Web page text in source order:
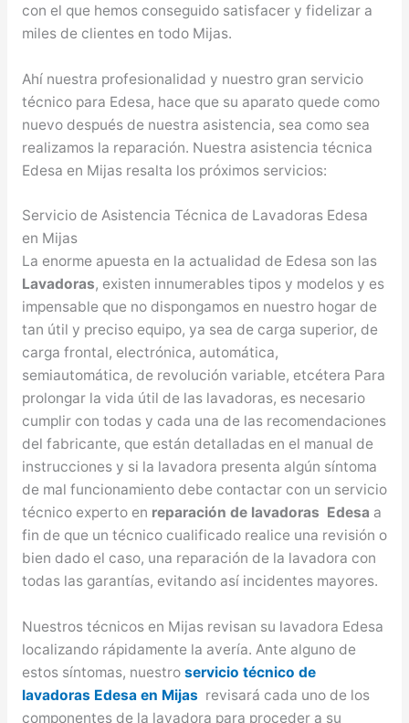
con el que hemos conseguido satisfacer y fidelizar a
miles de clientes en todo Mijas.
Ahí nuestra profesionalidad y nuestro gran servicio
técnico para Edesa, hace que su aparato quede como
nuevo después de nuestra asistencia, sea como sea
realizamos la reparación. Nuestra asistencia técnica
Edesa en Mijas resalta los próximos servicios:
Servicio de Asistencia Técnica de Lavadoras Edesa
en Mijas
La enorme apuesta en la actualidad de Edesa son las
Lavadoras, existen innumerables tipos y modelos y es
impensable que no dispongamos en nuestro hogar de
tan útil y preciso equipo, ya sea de carga superior, de
carga frontal, electrónica, automática,
semiautomática, de revolución variable, etcétera Para
prolongar la vida útil de las lavadoras, es necesario
cumplir con todas y cada una de las recomendaciones
del fabricante, que están detalladas en el manual de
instrucciones y si la lavadora presenta algún síntoma
de mal funcionamiento debe contactar con un servicio
técnico experto en reparación de lavadoras Edesa a
fin de que un técnico cualificado realice una revisión o
bien dado el caso, una reparación de la lavadora con
todas las garantías, evitando así incidentes mayores.
Nuestros técnicos en Mijas revisan su lavadora Edesa
localizando rápidamente la avería. Ante alguno de
estos síntomas, nuestro servicio técnico de
lavadoras Edesa en Mijas revisará cada uno de los
componentes de la lavadora para proceder a su